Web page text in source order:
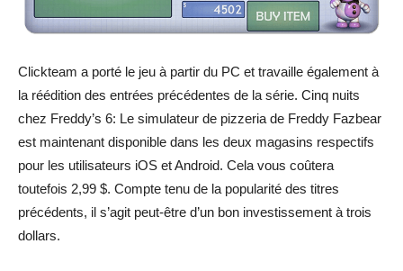
Clickteam a porté le jeu à partir du PC et travaille également à
la réédition des entrées précédentes de la série. Cinq nuits
chez Freddy’s 6: Le simulateur de pizzeria de Freddy Fazbear
est maintenant disponible dans les deux magasins respectifs
pour les utilisateurs iOS et Android. Cela vous coûtera
toutefois 2,99 $. Compte tenu de la popularité des titres
précédents, il s’agit peut-être d’un bon investissement à trois
dollars.